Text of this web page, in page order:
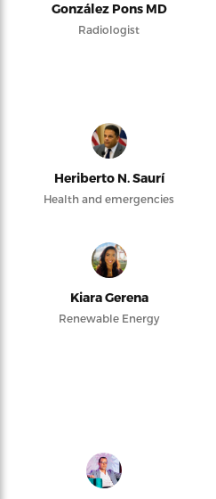
González Pons MD
Radiologist
Heriberto N. Saurí
Health and emergencies
Kiara Gerena
Renewable Energy